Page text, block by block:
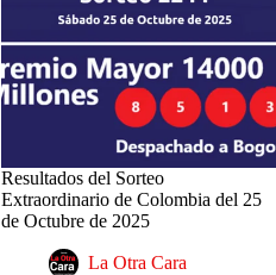
Resultados del Sorteo
Extraordinario de Colombia del 25
de Octubre de 2025
La Otra Cara